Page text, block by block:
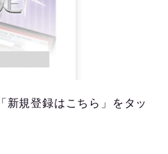
新規登録はこちら」をタッ